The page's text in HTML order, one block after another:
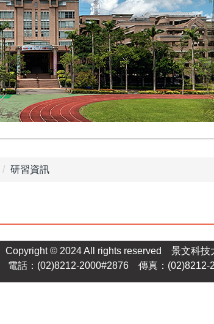
研習資訊
Copyright © 2024 All rights reserved 景文科技
電話：(02)8212-2000#2876 傳真：(02)8212-